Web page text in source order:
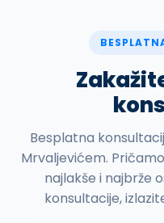
Besplatna
Mrvaljevićem.
najlakše i najbrže
konsultacije,